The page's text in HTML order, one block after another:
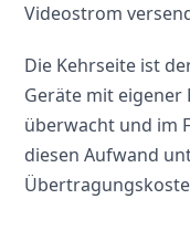
Videostrom
Die Kehrseite ist
Geräte mit eigener
überwacht und im
diesen Aufwand